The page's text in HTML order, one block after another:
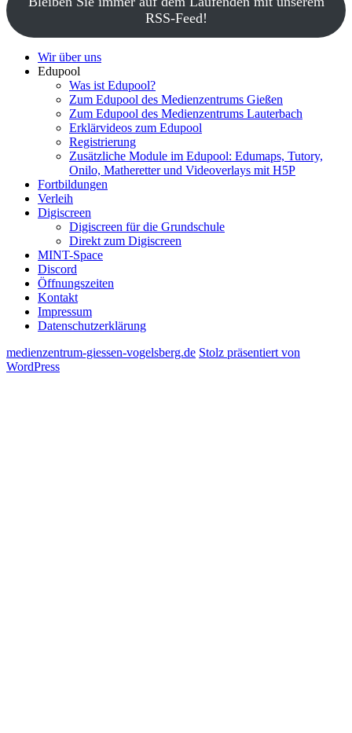
RSS-Feed!
Wir über uns
Edupool
Was ist Edupool?
Zum Edupool des Medienzentrums Gießen
Zum Edupool des Medienzentrums Lauterbach
Erklärvideos zum Edupool
Registrierung
Zusätzliche Module im Edupool: Edumaps, Tutory,
Onilo, Matheretter und Videoverlays mit H5P
Fortbildungen
Verleih
Digiscreen
Digiscreen für die Grundschule
Direkt zum Digiscreen
MINT-Space
Discord
Öffnungszeiten
Kontakt
Impressum
Datenschutzerklärung
medienzentrum-giessen-vogelsberg.de Stolz präsentiert von
WordPress